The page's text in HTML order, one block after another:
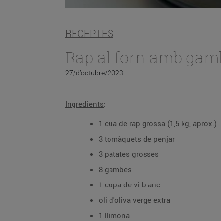
RECEPTES
Rap al forn amb
27/d’octubre/2023
Ingredients:
1 cua de rap grossa (1,5 kg, aprox.)
3 tomàquets de penjar
3 patates grosses
8 gambes
1 copa de vi blanc
oli d'oliva verge extra
1 llimona